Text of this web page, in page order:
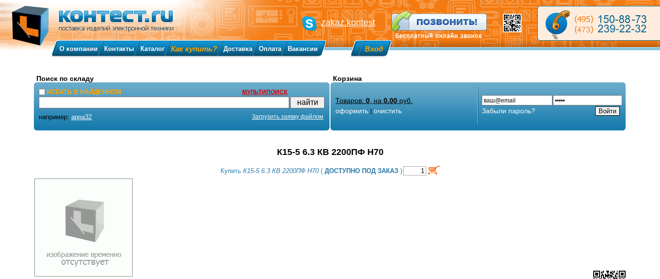
К15-5 6.3 КВ 2200ПФ Н70
Купить К15-5 6.3 КВ 2200ПФ Н70 ( ДОСТУПНО ПОД ЗАКАЗ )
zakaz.kontest
О компании Контакты Каталог Как купить? Доставка Оплата Вакансии Вход
Поиск по складу
ИСКАТЬ В НАЙДЕННОМ МУЛЬТИПОИСК
например:appa32 Загрузить заявку файлом
Корзина
Товаров:0 , на0.00 руб.
оформить |очистить Забыли пароль?